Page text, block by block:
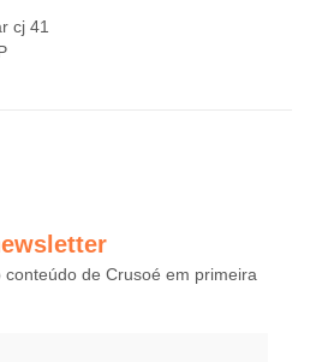
cj 41
de Crusoé em primeira